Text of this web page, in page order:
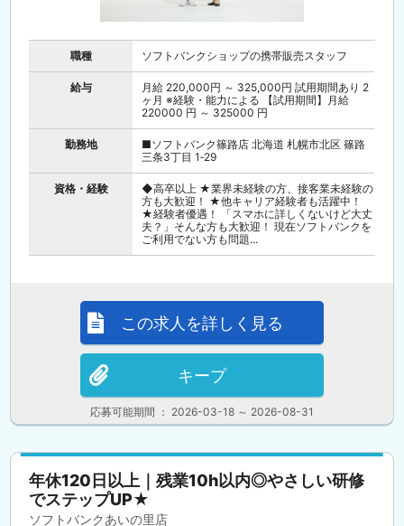
職種 ソフトバンクショップの携帯販売スタッフ
給与
月給 220,000円 ～ 325,000円 試用期間あり 2
ヶ月 ※経験・能力による 【試用期間】月給
220000 円 ～ 325000 円
勤務地
■ソフトバンク篠路店 北海道 札幌市北区 篠路
三条3丁目 1‐29
資格・経験
◆高卒以上 ★業界未経験の方、接客業未経験の
方も大歓迎！ ★他キャリア経験者も活躍中！
★経験者優遇！ 「スマホに詳しくないけど大丈
夫？」そんな方も大歓迎！ 現在ソフトバンクを
ご利用でない方も問題...
応募可能期間 ： 2026-03-18 ～ 2026-08-31
この求人を詳しく見る
キープ
年休120日以上｜残業10h以内◎やさしい研修
でステップUP★
ソフトバンクあいの里店